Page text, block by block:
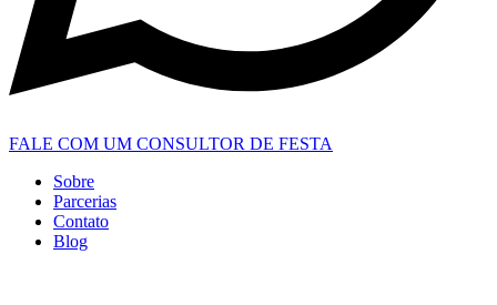
FALE COM UM CONSULTOR DE FESTA
Sobre
Parcerias
Contato
Blog